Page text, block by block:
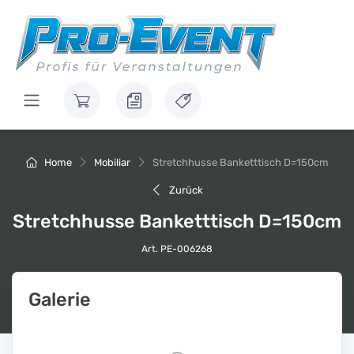
Home Mobiliar Stretchhusse Banketttisch D=150cm
Zurück
Stretchhusse Banketttisch D=150cm
Art. PE-006268
Galerie